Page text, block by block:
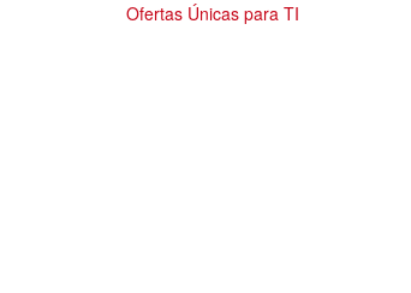
Ofertas Únicas para TI